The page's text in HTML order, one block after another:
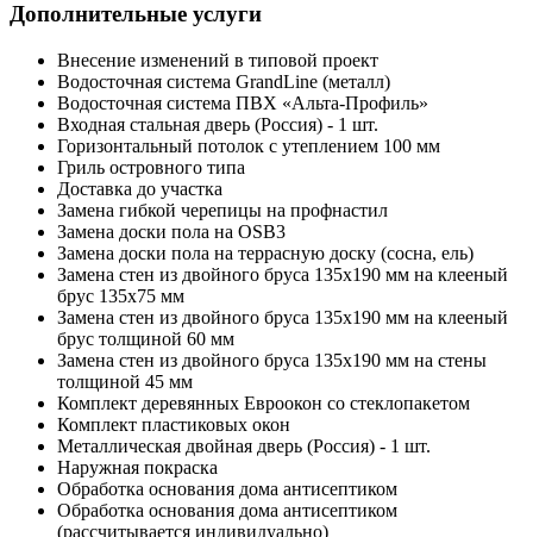
Дополнительные услуги
Внесение изменений в типовой проект
Водосточная система GrandLine (металл)
Водосточная система ПВХ «Альта-Профиль»
Входная стальная дверь (Россия) - 1 шт.
Горизонтальный потолок с утеплением 100 мм
Гриль островного типа
Доставка до участка
Замена гибкой черепицы на профнастил
Замена доски пола на OSB3
Замена доски пола на террасную доску (сосна, ель)
Замена стен из двойного бруса 135х190 мм на клееный
брус 135х75 мм
Замена стен из двойного бруса 135х190 мм на клееный
брус толщиной 60 мм
Замена стен из двойного бруса 135х190 мм на стены
толщиной 45 мм
Комплект деревянных Евроокон со стеклопакетом
Комплект пластиковых окон
Металлическая двойная дверь (Россия) - 1 шт.
Наружная покраска
Обработка основания дома антисептиком
Обработка основания дома антисептиком
(рассчитывается индивидуально)